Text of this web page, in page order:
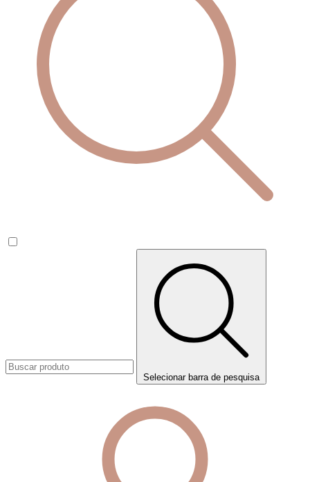
Selecionar barra de pesquisa